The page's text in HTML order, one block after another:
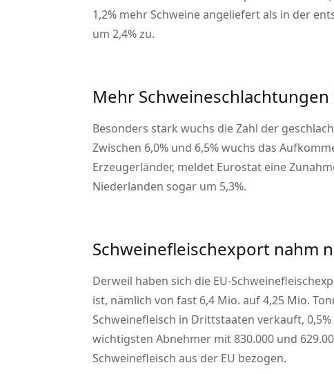
1,2% mehr Schweine angeliefert als in der
um 2,4% zu.
Mehr
Besonders stark wuchs die Zahl der
Zwischen 6,0% und 6,5% wuchs das
Erzeugerländer, meldet Eurostat eine
Niederlanden sogar um 5,3%.
Schweinefleischexport nahm
Derweil haben sich die EU-
ist, nämlich von fast 6,4 Mio. auf 4,25 Mio.
Schweinefleisch in Drittstaaten verkauft,
wichtigsten Abnehmer mit 830.000 und
Schweinefleisch aus der EU bezogen.